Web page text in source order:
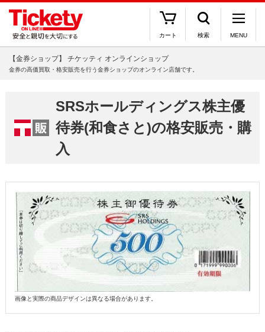
カート 検索 MENU
【金券ショップ】 チケッティ オンラインショップ
金券の高価買取・格安販売を行う金券ショップのオンライン店舗です。
SRSホールディングス株主優
待券(和食さと)の格安販売・購
入
画像と実際の商品デザインは異なる場合があります。